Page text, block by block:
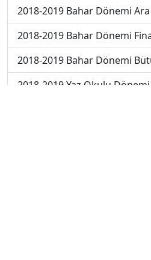
2018-2019 Bahar Dönemi Ara
2018-2019 Bahar Dönemi
2018-2019 Bahar Dönemi
2018-2019 Yaz Okulu